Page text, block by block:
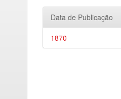
Data de Publicação
1870